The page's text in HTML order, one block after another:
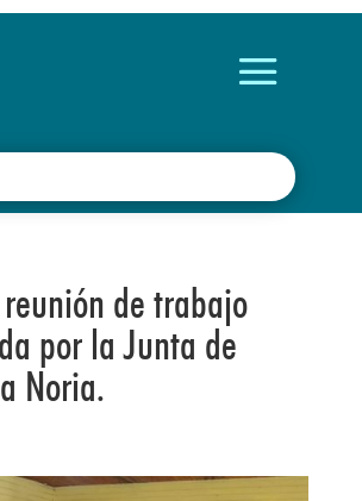
de trabajo
por la Junta de
Noria.